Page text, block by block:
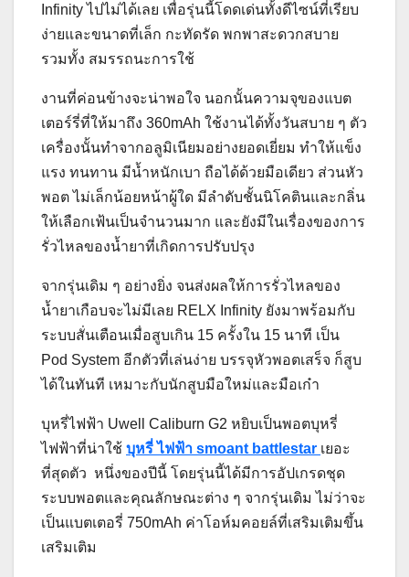
Infinity ไปไม่ได้เลย เพื่อรุ่นนี้โดดเด่นทั้งดีไซน์ที่เรียบ
ง่ายและขนาดที่เล็ก กะทัดรัด พกพาสะดวกสบาย
รวมทั้ง สมรรถนะการใช้
งานที่ค่อนข้างจะน่าพอใจ นอกนั้นความจุของแบต
เตอร์รี่ที่ให้มาถึง 360mAh ใช้งานได้ทั้งวันสบาย ๆ ตัว
เครื่องนั้นทำจากอลูมิเนียมอย่างยอดเยี่ยม ทำให้แข็ง
แรง ทนทาน มีน้ำหนักเบา ถือได้ด้วยมือเดียว ส่วนหัว
พอต ไม่เล็กน้อยหน้าผู้ใด มีลำดับชั้นนิโคตินและกลิ่น
ให้เลือกเฟ้นเป็นจำนวนมาก และยังมีในเรื่องของการ
รั่วไหลของน้ำยาที่เกิดการปรับปรุง
จากรุ่นเดิม ๆ อย่างยิ่ง จนส่งผลให้การรั่วไหลของ
น้ำยาเกือบจะไม่มีเลย RELX Infinity ยังมาพร้อมกับ
ระบบสั่นเตือนเมื่อสูบเกิน 15 ครั้งใน 15 นาที เป็น
Pod System อีกตัวที่เล่นง่าย บรรจุหัวพอตเสร็จ ก็สูบ
ได้ในทันที เหมาะกับนักสูบมือใหม่และมือเก๋า
บุหรี่ไฟฟ้า Uwell Caliburn G2 หยิบเป็นพอตบุหรี่
ไฟฟ้าที่น่าใช้ บุหรี่ ไฟฟ้า smoant battlestar เยอะ
ที่สุดตัว หนึ่งของปีนี้ โดยรุ่นนี้ได้มีการอัปเกรดชุด
ระบบพอตและคุณลักษณะต่าง ๆ จากรุ่นเดิม ไม่ว่าจะ
เป็นแบตเตอรี่ 750mAh ค่าโอห์มคอยล์ที่เสริมเติมขึ้น
เสริมเติม